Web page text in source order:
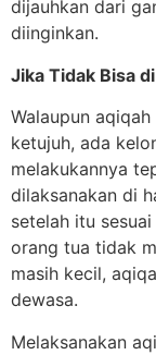
dijauhkan dari
diinginkan.
Jika Tidak Bisa
Walaupun
ketujuh, ada
melakukannya
dilaksanakan di
setelah itu
orang tua tidak
masih kecil,
dewasa.
Melaksanakan